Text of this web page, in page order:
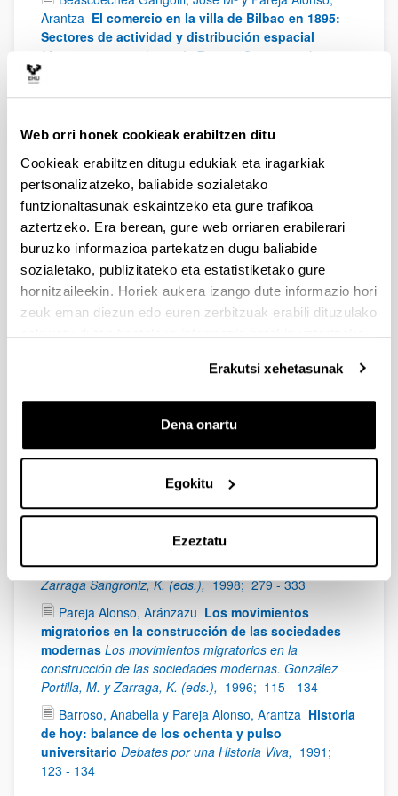
Web orri honek cookieak erabiltzen ditu
Cookieak erabiltzen ditugu edukiak eta iragarkiak
pertsonalizatzeko, baliabide sozialetako
funtzionaltasunak eskaintzeko eta gure trafikoa
aztertzeko. Era berean, gure web orriaren erabilerari
buruzko informazioa partekatzen dugu baliabide
sozialetako, publizitateko eta estatistiketako gure
hornitzaileekin. Horiek aukera izango dute informazio hori
zeuk eman diezun edo euren zerbitzuak erabili dituzulako
eskuratu duten bestelako informazio batekin uztartzeko.
Erakutsi xehetasunak
Dena onartu
Egokitu
Ezeztatu
Arantza El comercio en la villa de Bilbao en 1895:
Sectores de actividad y distribución espacial
Movimientos sociales en la España Contemporánea.
Rivera, A.; Ortiz De Orruño, J. M. y Ugarte, J. (eds.),
2008; 17 - 41
Los orígenes del sistema hospitalario moderno en
Vizcaya: el hospital de Basurto de Bilbao Asistencia
y caridad como estrategias de intervención social:
Iglesia, Estado y Comunidad (s. XV-XX). Abreu, L.
(ed.), 2007; 15 - 54
Pareja Alonso, Arantza
Las cigarreras del barrio
Bilbao y sus barrios: una mirada desde la
historia (volumen 2). Pérez Pérez, J. A. (ed.), 2007;
143 - 160
Zarraga Sangroniz, Karmele La contribución de la
demografía al proceso de modernización en las
sociedad. Beascoechea Gangoiti, J. M.; González
Portilla, M. y Novo López, P. A. (eds.),
Pareja Alonso, Arantza Población y cambios
sociales Vasconia (1876-1937): entre la tradición y la
modernidad. Urkijo Goitia, M. (ed.),
Pareja Alonso, Arantza El papel del Hospital Civil
Hospital de Bilbao y transición sanitaria. Enfermedad y
muerte en Vizcaya, 1884-1936. González Portilla, M. y
Zarraga Sangroniz, K. (eds.), 1998; 279 - 333
Pareja Alonso, Aránzazu Los movimientos
migratorios en la construcción de las sociedades
modernas Los movimientos migratorios en la
construcción de las sociedades modernas. González
Portilla, M. y Zarraga, K. (eds.), 1996; 115 - 134
Barroso, Anabella y Pareja Alonso, Arantza Historia
de hoy: balance de los ochenta y pulso
universitario Debates por una Historia Viva, 1991;
123 - 134